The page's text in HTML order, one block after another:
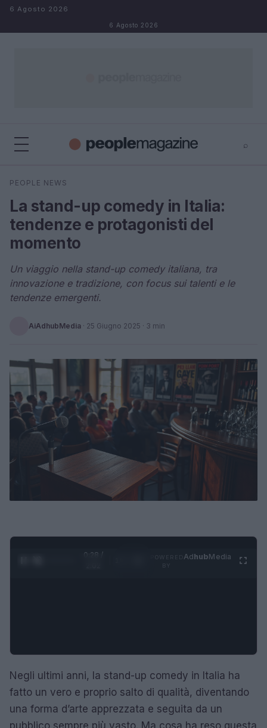
Salta al contenuto
6 Agosto 2026
6 Agosto 2026
⌕
Cerca
PEOPLE NEWS
La stand-up comedy in Italia:
tendenze e protagonisti del
momento
Un viaggio nella stand-up comedy italiana, tra
innovazione e tradizione, con focus sui talenti e le
tendenze emergenti.
AiAdhubMedia · 25 Giugno 2025 · 3 min
0:28 /
AdhubMedia
Negli ultimi anni, la stand-up comedy in Italia ha
fatto un vero e proprio salto di qualità, diventando
una forma d’arte apprezzata e seguita da un
pubblico sempre più vasto. Ma cosa ha reso questa